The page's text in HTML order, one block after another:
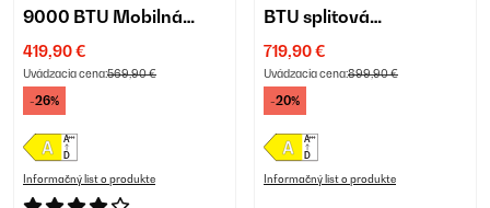
9000 BTU Mobilná
Klimatizácia Čierna
419,90 €
Uvádzacia cena:569,90 €
-26%
Informačný list o produkte
BTU splitová
klimatizácia pre
karavany biela
719,90 €
Uvádzacia cena:899,90 €
-20%
Informačný list o produkte